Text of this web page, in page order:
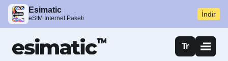
Esimatic
eSIM İnternet Paketi İndir
Tr